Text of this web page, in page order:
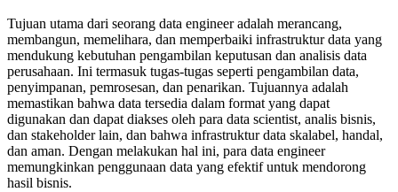
Tujuan utama dari seorang data engineer adalah merancang,
membangun, memelihara, dan memperbaiki infrastruktur data yang
mendukung kebutuhan pengambilan keputusan dan analisis data
perusahaan. Ini termasuk tugas-tugas seperti pengambilan data,
penyimpanan, pemrosesan, dan penarikan. Tujuannya adalah
memastikan bahwa data tersedia dalam format yang dapat
digunakan dan dapat diakses oleh para data scientist, analis bisnis,
dan stakeholder lain, dan bahwa infrastruktur data skalabel, handal,
dan aman. Dengan melakukan hal ini, para data engineer
memungkinkan penggunaan data yang efektif untuk mendorong
hasil bisnis.